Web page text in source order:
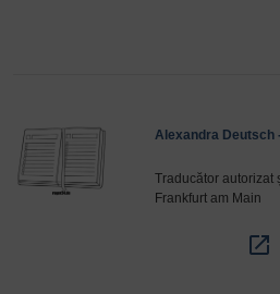
Alexandra Deutsch
Traducător autorizat
Frankfurt am Main
open_in_new